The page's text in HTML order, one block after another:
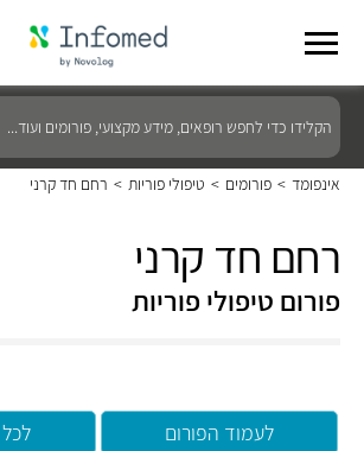
הקלידו
כדי
לחפש
רופאים,
מידע
ועוד...
אינפומד > פורומים > טיפולי פוריות > רחם חד קרני
רחם חד קרני
פורום טיפולי פוריות
לעמוד הפורום